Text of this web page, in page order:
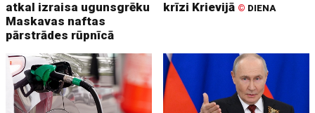
atkal izraisa ugunsgrēku
Maskavas naftas
pārstrādes rūpnīcā
krīzi Krievijā © DIENA